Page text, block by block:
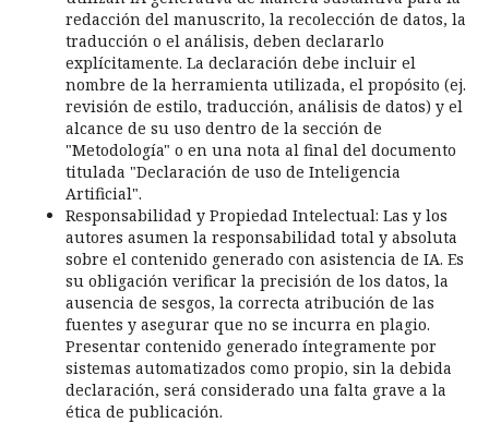
redacción del manuscrito, la recolección de datos, la
traducción o el análisis, deben declararlo
explícitamente. La declaración debe incluir el
nombre de la herramienta utilizada, el propósito (ej.
revisión de estilo, traducción, análisis de datos) y el
alcance de su uso dentro de la sección de
"Metodología" o en una nota al final del documento
titulada "Declaración de uso de Inteligencia
Artificial".
Responsabilidad y Propiedad Intelectual: Las y los
autores asumen la responsabilidad total y absoluta
sobre el contenido generado con asistencia de IA. Es
su obligación verificar la precisión de los datos, la
ausencia de sesgos, la correcta atribución de las
fuentes y asegurar que no se incurra en plagio.
Presentar contenido generado íntegramente por
sistemas automatizados como propio, sin la debida
declaración, será considerado una falta grave a la
ética de publicación.